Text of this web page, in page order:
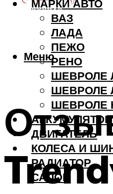
МАРКИ АВТО
ВАЗ
ЛАДА
ПЕЖО
РЕНО
ШЕВРОЛЕ
ШЕВРОЛЕ
ШЕВРОЛЕ
АККУМУЛЯТОР
ДВИГАТЕЛЬ
КОЛЕСА И
РАДИАТОР
САЛОН
Меню